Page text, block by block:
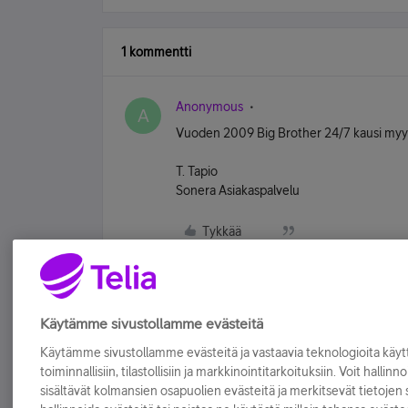
1 kommentti
A
Anonymous
Vuoden 2009 Big Brother 24/7 kausi
T. Tapio
Sonera Asiakaspalvelu
Tykkää
Käytämme sivustollamme evästeitä
Käytämme sivustollamme evästeitä ja vastaavia teknologioita
toiminnallisiin, tilastollisiin ja markkinointitarkoituksiin. Voit
sisältävät kolmansien osapuolien evästeitä ja merkitsevät tietojen